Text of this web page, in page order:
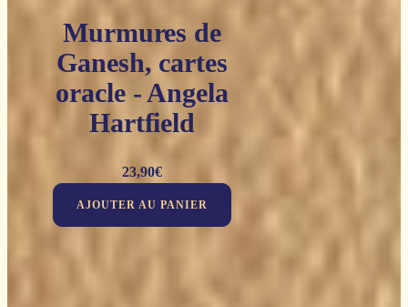
Murmures de
Ganesh, cartes
oracle - Angela
Hartfield
23,90€
AJOUTER AU PANIER